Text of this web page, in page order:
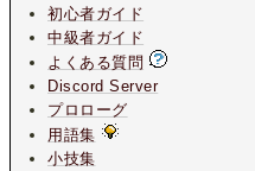
初心者ガイド
中級者ガイド
よくある質問
Discord Server
プロローグ
用語集
小技集